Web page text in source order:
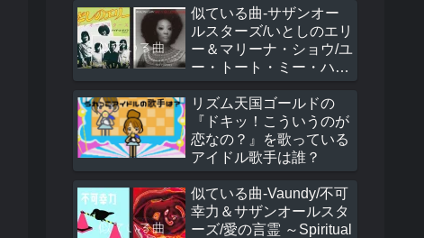
似ている曲-サザンオー
ルスターズ/いとしのエリ
ー＆マリーナ・ショウ/ユ
ー・トート・ミー・ハ
ウ・トゥ・スピーク・イ
ン・ラヴ
リズム天国ゴールドの
『ドキッ！こういうのが
恋なの？』を歌っている
アイドル歌手は誰？
似ている曲-Vaundy/不可
幸力＆サザンオールスタ
ーズ/愛の言霊 ～Spiritual